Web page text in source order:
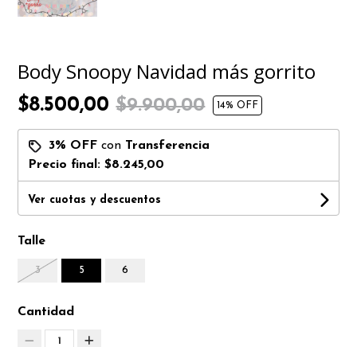
Body Snoopy Navidad más gorrito
$8.500,00$9.900,00 14% OFF
3% OFF con Transferencia
Precio final:$8.245,00
Ver cuotas y descuentos
Talle
3 5 6
Cantidad
1